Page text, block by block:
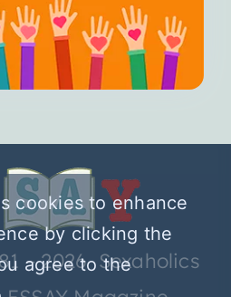
– 2026 Sexaholics
cookies to enhance
by clicking the
agree to the